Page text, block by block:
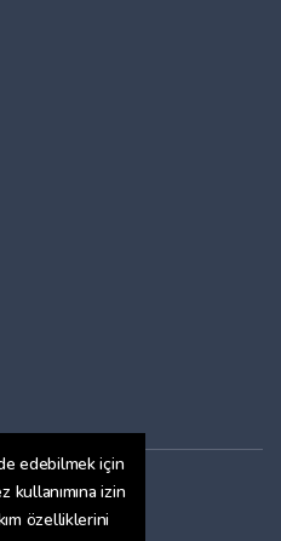
edebilmek için
izin
özelliklerini